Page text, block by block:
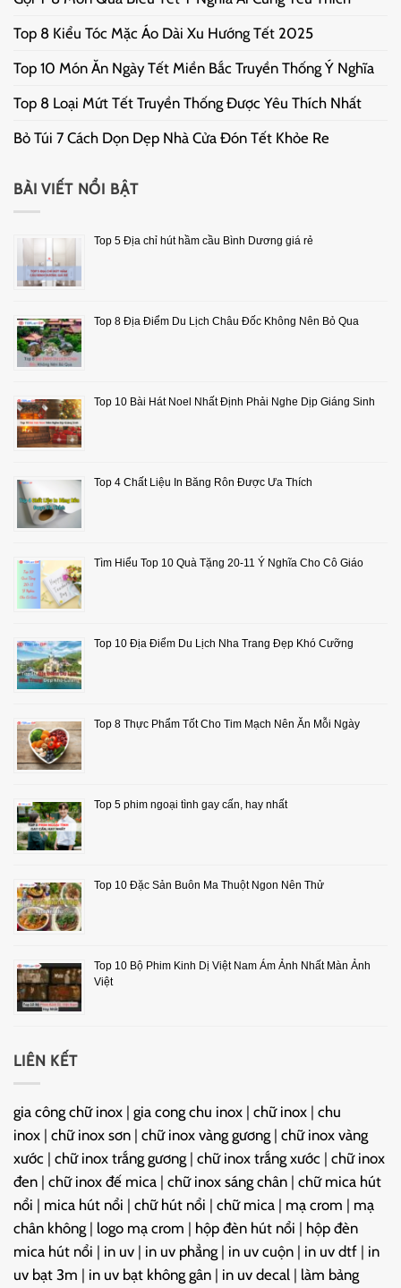
Top 8 Kiểu Tóc Mặc Áo Dài Xu Hướng Tết 2025
Top 10 Món Ăn Ngày Tết Miền Bắc Truyền Thống Ý Nghĩa
Top 8 Loại Mứt Tết Truyền Thống Được Yêu Thích Nhất
Bỏ Túi 7 Cách Dọn Dẹp Nhà Cửa Đón Tết Khỏe Re
BÀI VIẾT NỔI BẬT
Top 5 Địa chỉ hút hầm cầu Bình Dương giá rẻ
Top 8 Địa Điểm Du Lịch Châu Đốc Không Nên Bỏ Qua
Top 10 Bài Hát Noel Nhất Định Phải Nghe Dịp Giáng Sinh
Top 4 Chất Liệu In Băng Rôn Được Ưa Thích
Tìm Hiểu Top 10 Quà Tặng 20-11 Ý Nghĩa Cho Cô Giáo
Top 10 Địa Điểm Du Lịch Nha Trang Đẹp Khó Cưỡng
Top 8 Thực Phẩm Tốt Cho Tim Mạch Nên Ăn Mỗi Ngày
Top 5 phim ngoại tình gay cấn, hay nhất
Top 10 Đặc Sản Buôn Ma Thuột Ngon Nên Thử
Top 10 Bộ Phim Kinh Dị Việt Nam Ám Ảnh Nhất Màn Ảnh
Việt
LIÊN KẾT
gia công chữ inox | gia cong chu inox | chữ inox | chu
inox | chữ inox sơn | chữ inox vàng gương | chữ inox vàng
xước | chữ inox trắng gương | chữ inox trắng xước | chữ inox
đen | chữ inox đế mica | chữ inox sáng chân | chữ mica hút
nổi | mica hút nổi | chữ hút nổi | chữ mica | mạ crom | mạ
chân không | logo mạ crom | hộp đèn hút nổi | hộp đèn
mica hút nổi | in uv | in uv phẳng | in uv cuộn | in uv dtf | in
uv bạt 3m | in uv bạt không gân | in uv decal | làm bảng